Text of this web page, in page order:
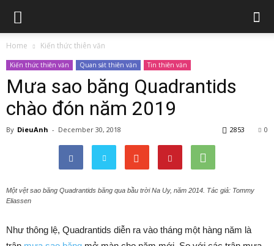
Home Kiến thức thiên văn
Kiến thức thiên văn Quan sát thiên văn Tin thiên văn
Mưa sao băng Quadrantids
chào đón năm 2019
By DieuAnh - December 30, 2018 0
2853
Một vệt sao băng Quadrantids băng qua bầu trời Na Uy, năm 2014. Tác giả: Tommy
Eliassen
Như thông lệ, Quadrantids diễn ra vào tháng một hàng năm là